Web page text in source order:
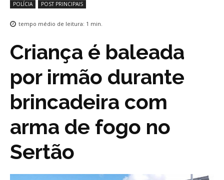
POLÍCIA POST PRINCIPAIS
tempo médio de leitura: 1 min.
Criança é baleada
por irmão durante
brincadeira com
arma de fogo no
Sertão